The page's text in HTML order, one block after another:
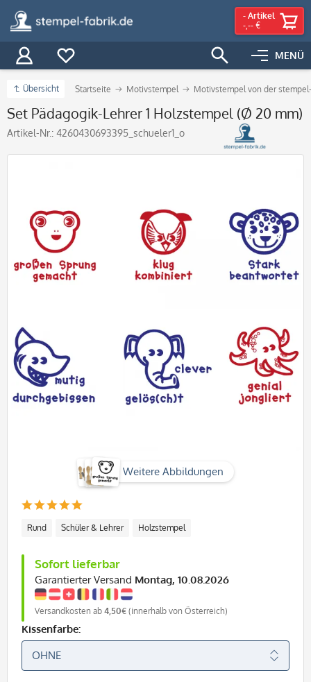
MENÜ
- Artikel
-,-- €
Übersicht Startseite Motivstempel Motivstempel von der
Set Pädagogik-Lehrer 1 Holzstempel (Ø 20 mm)
Artikel-Nr.: 4260430693395_schueler1_o
Weitere Abbildungen
Rund Schüler & Lehrer Holzstempel
Sofort lieferbar
Garantierter Versand Montag, 10.08.2026
Versandkosten ab 4,50€ (innerhalb von Österreich)
Kissenfarbe: